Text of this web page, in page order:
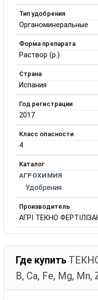
Тип удобрения
Органоминеральные
Форма препарата
Раствор (р.)
Страна
Испания
Год регистрации
2017
Класс опасности
4
Каталог
АГРОХИМИЯ
Удобрения
Производитель
АГРІ ТЕКНО
Где купить
B, Ca, Fe, Mg, Mn,